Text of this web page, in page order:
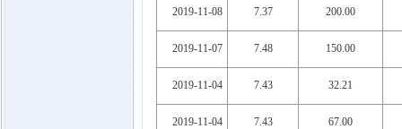
2019-11-08 7.37 200.00
2019-11-07 7.48 150.00
2019-11-04 7.43 32.21
2019-11-04 7.43 67.00